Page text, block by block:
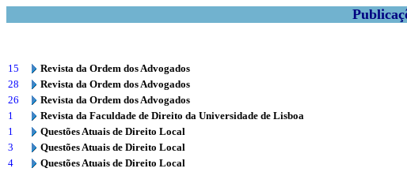
15
Revista da Ordem dos Advogados
28
Revista da Ordem dos Advogados
26
Revista da Ordem dos Advogados
1
Revista da Faculdade de Direito da Universidade de Lisboa
1
Questões Atuais de Direito Local
3
Questões Atuais de Direito Local
4
Questões Atuais de Direito Local